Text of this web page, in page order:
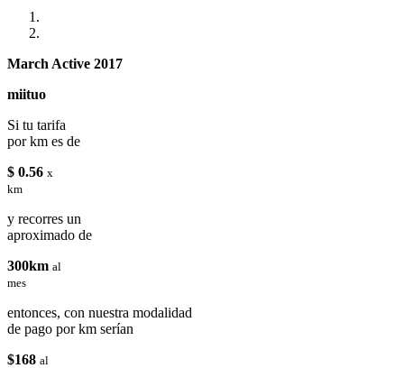
March Active 2017
miituo
Si tu tarifa
por km es de
$ 0.56 x
km
y recorres un
aproximado de
300km al
mes
entonces, con nuestra modalidad
de pago por km serían
$168 al